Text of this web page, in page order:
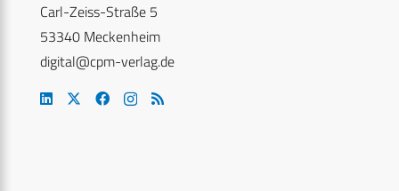
Carl-Zeiss-Straße 5
53340 Meckenheim
digital@cpm-verlag.de